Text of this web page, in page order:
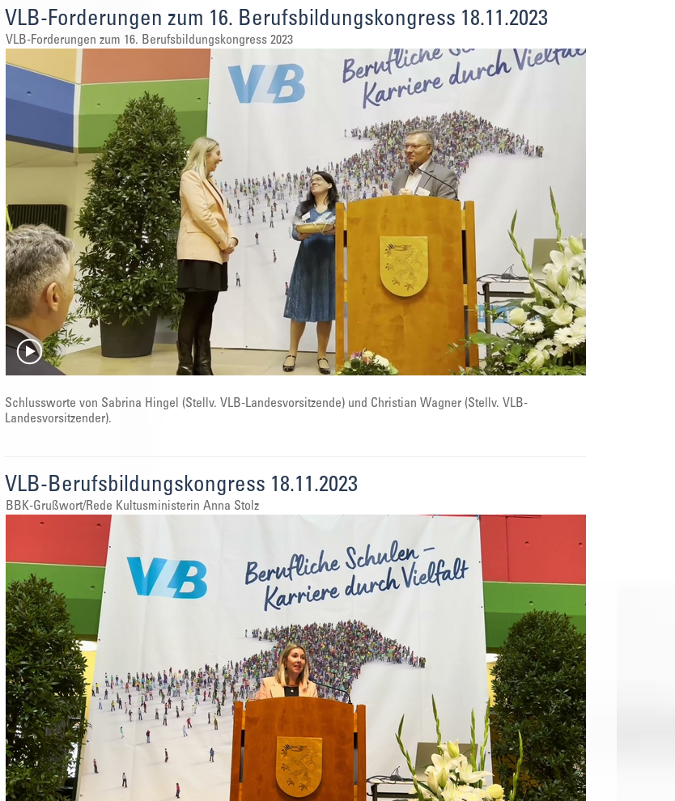
VLB-Forderungen zum 16. Berufsbildungskongress 18.11.2023
VLB-Forderungen zum 16. Berufsbildungskongress 2023
Schlussworte von Sabrina Hingel (Stellv. VLB-Landesvorsitzende) und Christian Wagner (Stellv. VLB-
Landesvorsitzender).
VLB-Berufsbildungskongress 18.11.2023
BBK-Grußwort/Rede Kultusministerin Anna Stolz